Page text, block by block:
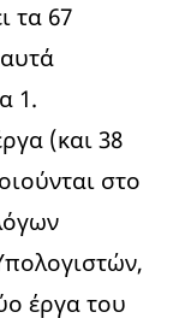
τα 67
1.
(και 38
στο
έργα του